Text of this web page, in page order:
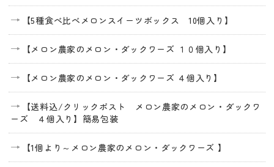
【5種食べ比べメロンスイーツボックス 10個入り】
【メロン農家のメロン・ダックワーズ １０個入り】
【メロン農家のメロン・ダックワーズ ４個入り】
【送料込/クリックポスト メロン農家のメロン・ダックワ
ーズ ４個入り】簡易包装
【1個より～メロン農家のメロン・ダックワーズ 】